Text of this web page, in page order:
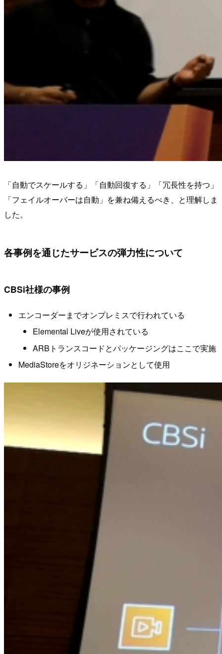
「自動でスケールする」「自動回復する」「冗長性を持つ」
「フェイルオーバーは自動」を兼ね備えるべき、と理解しま
した。
各事例を通じたサービスの弾力性について
CBSi社様の事例
エンコーダーまでオンプレミスで行われている
Elemental Liveが使用されている
ARBトランスコードとパッケージングはここで実施
MediaStoreをオリジネーションとして使用